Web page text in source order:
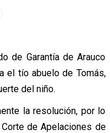
de Garantía de Arauco
el tío abuelo de Tomás,
del niño.
la resolución, por lo
de Apelaciones de